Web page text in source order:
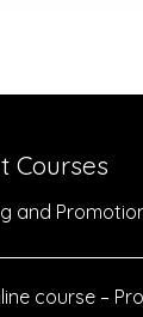
Courses
and
course –